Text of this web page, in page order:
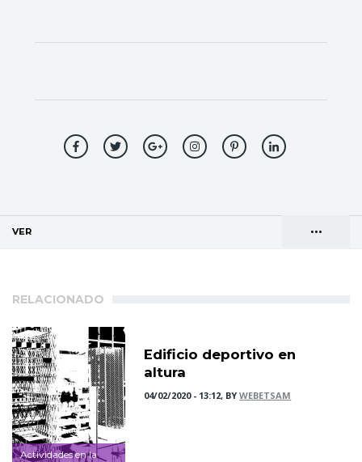
•••
VER
RELACIONADO
Actividades en la
Edificio deportivo en
altura
04/02/2020 - 13:12, BYWEBETSAM